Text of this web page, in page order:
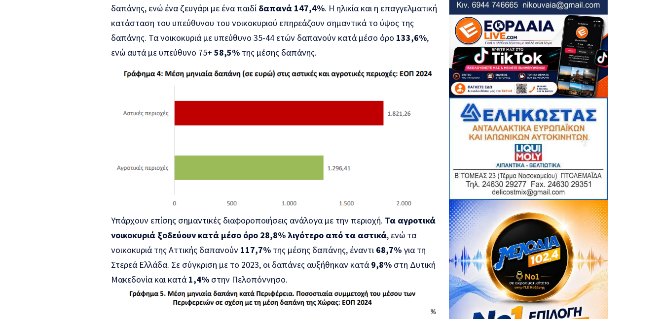
δαπάνης, ενώ ένα ζευγάρι με ένα παιδί δαπανά 147,4%. Η ηλικία και η επαγγελματική
κατάσταση του υπεύθυνου του νοικοκυριού επηρεάζουν σημαντικά το ύψος της
δαπάνης. Τα νοικοκυριά με υπεύθυνο 35-44 ετών δαπανούν κατά μέσο όρο 133,6%,
ενώ αυτά με υπεύθυνο 75+ 58,5% της μέσης δαπάνης.
Υπάρχουν επίσης σημαντικές διαφοροποιήσεις ανάλογα με την περιοχή. Τα αγροτικά
νοικοκυριά ξοδεύουν κατά μέσο όρο 28,8% λιγότερο από τα αστικά, ενώ τα
νοικοκυριά της Αττικής δαπανούν 117,7% της μέσης δαπάνης, έναντι 68,7%για τη
Στερεά Ελλάδα. Σε σύγκριση με το 2023, οι δαπάνες αυξήθηκαν κατά9,8% στη Δυτική
Μακεδονία και κατά1,4% στην Πελοπόννησο.